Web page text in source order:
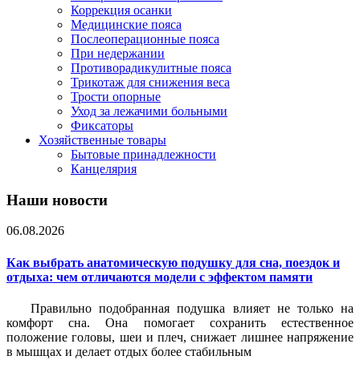
Коррекция осанки
Медицинские пояса
Послеоперационные пояса
При недержании
Противорадикулитные пояса
Трикотаж для снижения веса
Трости опорные
Уход за лежачими больными
Фиксаторы
Хозяйственные товары
Бытовые принадлежности
Канцелярия
Наши новости
06.08.2026
Как выбрать анатомическую подушку для сна, поездок и
отдыха: чем отличаются модели с эффектом памяти
Правильно подобранная подушка влияет не только на
комфорт сна. Она помогает сохранить естественное
положение головы, шеи и плеч, снижает лишнее напряжение
в мышцах и делает отдых более стабильным